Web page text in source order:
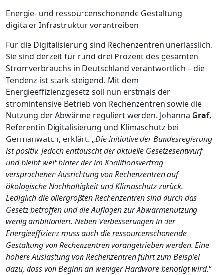
Energie- und ressourcenschonende Gestaltung
digitaler Infrastruktur vorantreiben
Für die Digitalisierung sind Rechenzentren unerlässlich.
Sie sind derzeit für rund drei Prozent des gesamten
Stromverbrauchs in Deutschland verantwortlich – die
Tendenz ist stark steigend. Mit dem
Energieeffizienzgesetz soll nun erstmals der
stromintensive Betrieb von Rechenzentren sowie die
Nutzung der Abwärme reguliert werden. Johanna Graf,
Referentin Digitalisierung und Klimaschutz bei
Germanwatch, erklärt: „Die Initiative der Bundesregierung
ist positiv. Jedoch enttäuscht der aktuelle Gesetzesentwurf
und bleibt weit hinter der im Koalitionsvertrag
versprochenen Ausrichtung von Rechenzentren auf
ökologische Nachhaltigkeit und Klimaschutz zurück.
Lediglich die allergrößten Rechenzentren sind durch das
Gesetz betroffen und die Auflagen zur Abwärmenutzung
wenig ambitioniert. Neben Verbesserungen in der
Energieeffizienz muss auch die ressourcenschonende
Gestaltung von Rechenzentren vorangetrieben werden. Eine
höhere Auslastung von Rechenzentren führt zum Beispiel
dazu, dass von Beginn an weniger Hardware benötigt wird.“